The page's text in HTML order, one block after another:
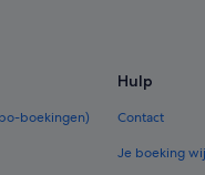
boekingen)
Hulp
Contact
Je boeking